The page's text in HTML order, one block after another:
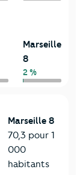
Marseille
8
2 %
Marseille 8
70,3 pour 1
000
habitants